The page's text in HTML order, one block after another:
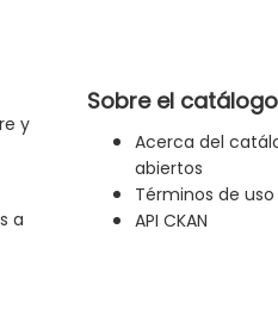
y
a
Sobre el catálogo
Acerca del
abiertos
Términos de uso
API CKAN